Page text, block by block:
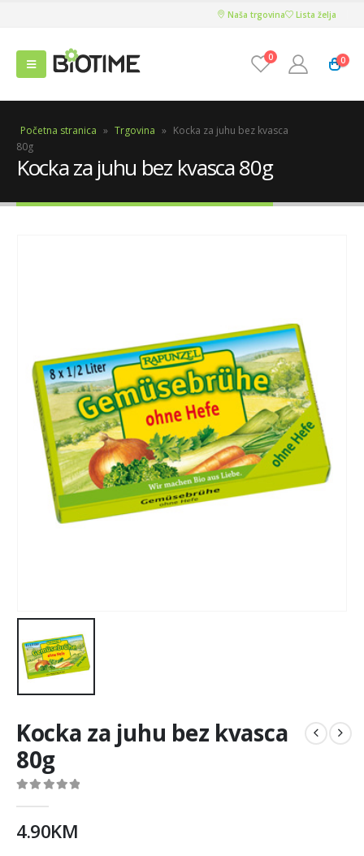
Naša trgovina Lista želja
0 0
Početna stranica » Trgovina » Kocka za juhu bez kvasca
80g
Kocka za juhu bez kvasca 80g
Kocka za juhu bez kvasca
80g
4.90KM